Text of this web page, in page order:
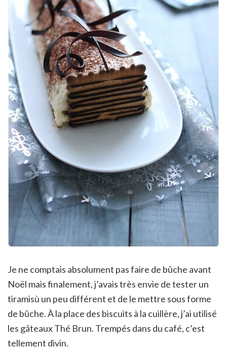
Je ne comptais absolument pas faire de bûche avant
Noël mais finalement, j’avais très envie de tester un
tiramisù un peu différent et de le mettre sous forme
de bûche. À la place des biscuits à la cuillère, j’ai utilisé
les gâteaux Thé Brun. Trempés dans du café, c’est
tellement divin.